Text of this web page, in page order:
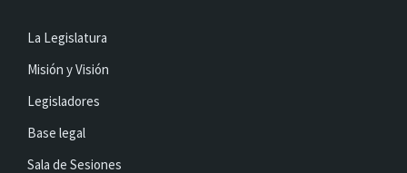
La Legislatura
Misión y Visión
Legisladores
Base legal
Sala de Sesiones